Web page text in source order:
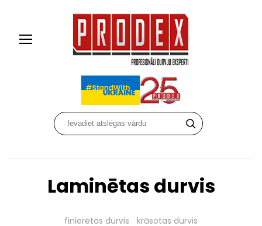
Laminētas durvis
finierētas durvis
krāsotas durvis